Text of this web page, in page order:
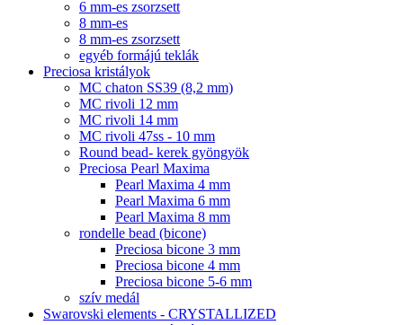
6 mm-es zsorzsett
8 mm-es
8 mm-es zsorzsett
egyéb formájú teklák
Preciosa kristályok
MC chaton SS39 (8,2 mm)
MC rivoli 12 mm
MC rivoli 14 mm
MC rivoli 47ss - 10 mm
Round bead- kerek gyöngyök
Preciosa Pearl Maxima
Pearl Maxima 4 mm
Pearl Maxima 6 mm
Pearl Maxima 8 mm
rondelle bead (bicone)
Preciosa bicone 3 mm
Preciosa bicone 4 mm
Preciosa bicone 5-6 mm
szív medál
Swarovski elements - CRYSTALLIZED